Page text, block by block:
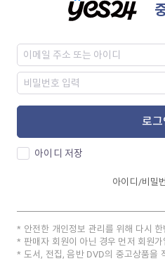
로그
아이디 저장
아이디/비밀
안전한 개인정보 관리를 위해 다시
판매자 회원이 아닌 경우 먼저 회원
도서, 전집, 음반 DVD의 중고상품을